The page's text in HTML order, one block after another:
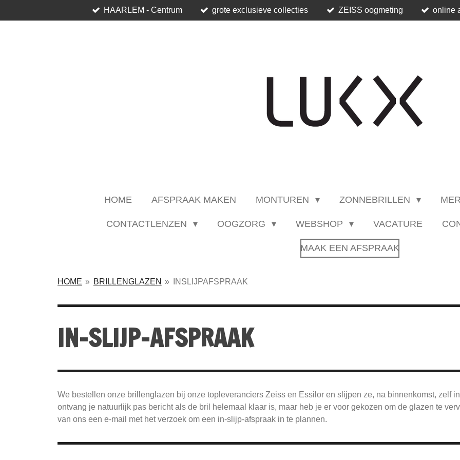
direct
HAARLEM - Centrum grote exclusieve collecties ZEISS oogmeting online
HOME AFSPRAAK MAKEN MONTUREN ZONNEBRILLEN
CONTACTLENZEN OOGZORG WEBSHOP VACATURE
MAAK EEN AFSPRAAK
HOME » BRILLENGLAZEN » INSLIJPAFSPRAAK
IN-SLIJP-AFSPRAAK
We bestellen onze brillenglazen bij onze topleveranciers Zeiss en Essilor en slijpen ze, na binnenkomst, zelf
ontvang je natuurlijk pas bericht als de bril helemaal klaar is, maar heb je er voor gekozen om de glazen te
van ons een e-mail met het verzoek om een in-slijp-afspraak in te plannen.